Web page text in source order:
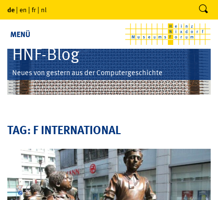
de | en | fr | nl
MENÜ
HNF-Blog
Neues von gestern aus der Computergeschichte
TAG: F INTERNATIONAL